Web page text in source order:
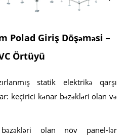
Polad Giriş Döşəməsi –
Örtüyü
statik elektrikə qarşı
keçirici kənar bəzəkləri olan və
olan növ panel-lər